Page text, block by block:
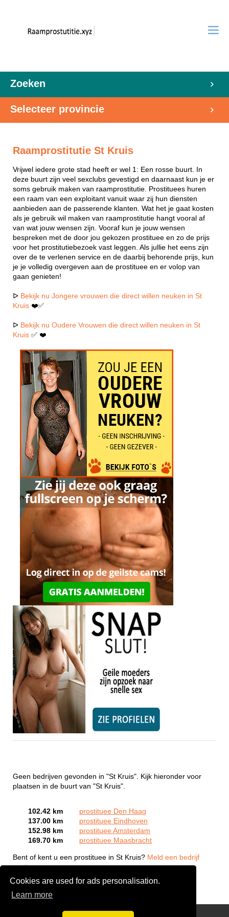
Cookies are used for ads personalisation.
Learn more
Zoeken
Selecteer provincie
Raamprostitutie St Kruis
Vrijwel iedere grote stad heeft er wel 1: Een rosse buurt. In
deze buurt zijn veel sexclubs gevestigd en daarnaast kun je er
soms gebruik maken van raamprostitutie. Prostituees huren
een raam van een exploitant vanuit waar zij hun diensten
aanbieden aan de passerende klanten. Wat het je gaat kosten
als je gebruik wil maken van raamprostitutie hangt vooral af
van wat jouw wensen zijn. Vooraf kun je jouw wensen
bespreken met de door jou gekozen prostituee en zo de prijs
voor het prostitutiebezoek vast leggen. Als jullie het eens zijn
over de te verlenen service en de daarbij behorende prijs, kun
je je volledig overgeven aan de prostituee en er volop van
gaan genieten!
ᐅ Bekijk nu Jongere vrouwen die direct willen neuken in St
Kruis ❤️✅
ᐅ Bekijk nu Oudere Vrouwen die direct willen neuken in St
Kruis ✅ ❤️
Geen bedrijven gevonden in "St Kruis". Kijk hieronder voor
plaatsen in de buurt van "St Kruis".
102.42 km
prostituee Den Haag
137.00 km
prostituee Eindhoven
152.98 km
prostituee Amsterdam
169.70 km
prostituee Maasbracht
Bent of kent u een prostituee in St Kruis? Meld een bedrijf
gratis aan